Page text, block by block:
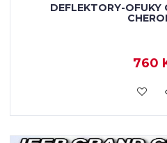
DEFLEKTORY-OFUKY
760